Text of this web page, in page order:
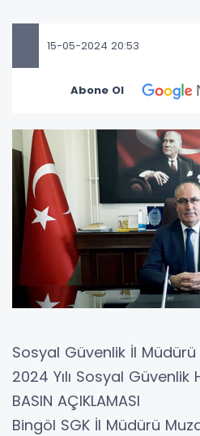
15-05-2024 20:53
Abone Ol
Sosyal Güvenlik İl Müdürü
2024 Yılı Sosyal Güvenlik
BASIN AÇIKLAMASI
Bingöl SGK İl Müdürü